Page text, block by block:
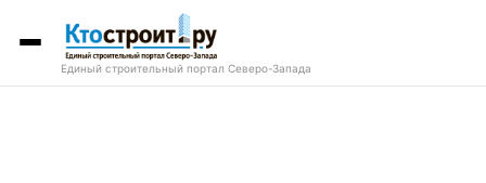
Единый строительный портал Северо-Запада